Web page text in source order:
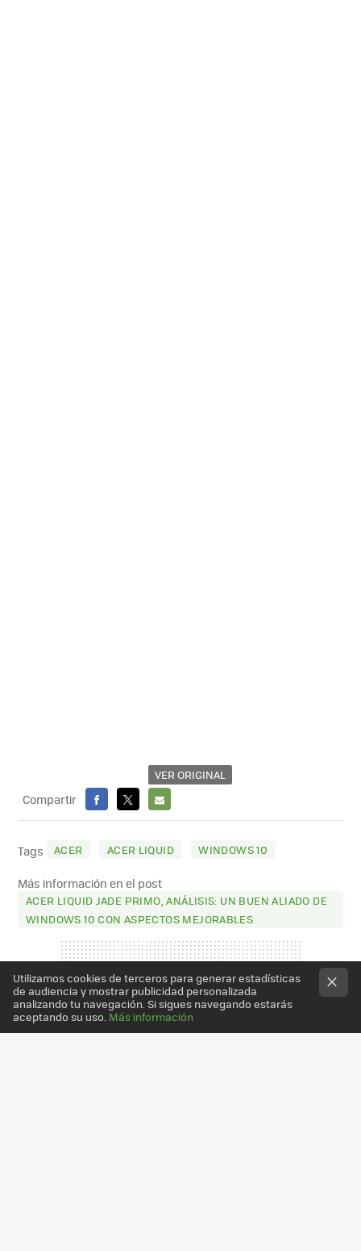
VER ORIGINAL
Compartir
FACEBOOK
X
E-
MAIL
Tags ACER ACER LIQUID WINDOWS 10
Más información en el post
ACER LIQUID JADE PRIMO, ANÁLISIS: UN BUEN ALIADO DE
WINDOWS 10 CON ASPECTOS MEJORABLES
Utilizamos cookies de terceros para generar estadísticas
de audiencia y mostrar publicidad personalizada
analizando tu navegación. Si sigues navegando estarás
aceptando su uso. Más información